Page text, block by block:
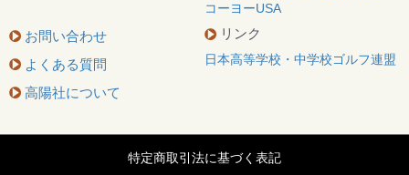
コーヨーUSA
お問い合わせ
よくある質問
高陽社について
リンク
日本高等学校・中学校ゴルフ連盟
特定商取引法に基づく表記